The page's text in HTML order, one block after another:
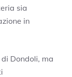
sia
in
Dondoli, ma